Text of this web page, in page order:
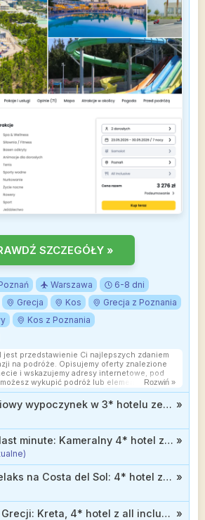
SZCZEGÓŁY »
Warszawa
6-8 dni
Grecja Kos
Grecja z Poznania
Kos z Poznania
jest przedstawienie Ci najlepszych zdaniem
na podróże. Opisujemy oferty znalezione
i wskazujemy adresy internetowe, pod
wykupić podróż lub elementy podróży.
są aktualne w chwili publikacji. Możemy
od partnerów handlowych, do których
Nie ma to wpływu na cenę Twojej wycieczki.
Rozwiń »
Indie (Goa): 11-dniowy wypoczynek w 3* hotelu ze śniadaniami od 3505 zł »
Włochy (Sycylia) last minute: Kameralny 4* hotel z all inclusive od 2899 zł »
Niezapomniany relaks na Costa del Sol: 4* hotel z wyżywieniem od 2399 zł »
Jesienny urlop w Grecji: Kreta, 4* hotel z all inclusive blisko plaży od 1819 zł »